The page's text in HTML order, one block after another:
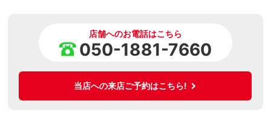
店舗へのお電話はこちら
050-1881-7660
当店への来店ご予約はこちら!